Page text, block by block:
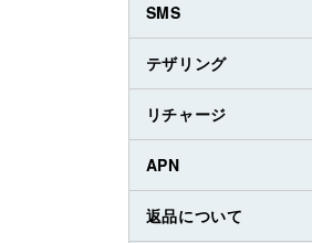
SMS
テザリング
リチャージ
APN
返品について